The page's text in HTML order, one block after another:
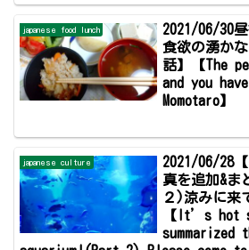
japanese food lunch
2021/06/30
食欲の湧か
話】【The
and you
Momotaro】
japanese culture
2021/06/28
真を追加&ま
２)涼みに来
【It’s hot
summarized